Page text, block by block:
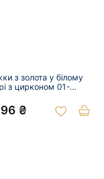
з золота у білому
з цирконом 01-
₴